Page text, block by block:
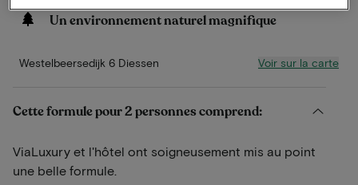
Un environnement naturel magnifique
Westelbeersedijk 6 Diessen Voir sur la carte
Cette formule pour 2 personnes comprend:
ViaLuxury et l'hôtel ont soigneusement mis au point
une belle formule.